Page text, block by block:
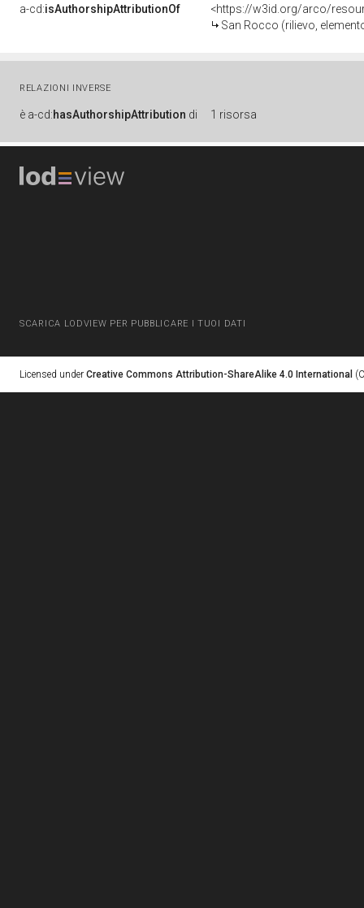
a-cd:isAuthorshipAttributionOf
<https://w3id.org/arco/
San Rocco (rilievo,
RELAZIONI INVERSE
è a-cd:hasAuthorshipAttribution di 1 risorsa
SCARICA LODVIEW PER PUBBLICARE I TUOI DATI
Licensed under Creative Commons Attribution-ShareAlike 4.0 International